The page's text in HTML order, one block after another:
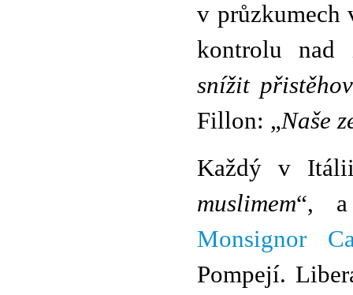
v průzkumech
kontrolu nad
snížit
Fillon: „Naše
Každý v
muslimem“,
Monsignor
Pompejí.